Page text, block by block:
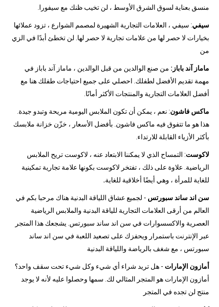
منسق بعناية لسوق الشرق الأوسط ، لن تخيب ظنك مع سيفورا.
سيفي: سيفي ، العلامات التجارية الشهيرة لمصمم الشوارع ، تزود عملائها
بخيارات لا حصر لها من علامات تجارية لا حصر لها. لن تخطئ أبدًا في الزي
من
ماماز آند باباز: من صنع الوالدين من قبل الوالدين ، ماماز آند باباز في
مهمة تقديم الأفضل لطفلك. احصلي على جميع احتياجات طفلك هنا مع
أفضل العلامات التجارية والمنتجات الأكثر أمانًا.
ماكس فاشون: نعم ، يمكن أن تكون الملابس اليومية مريحة وتبدو جيدة.
هذا هو ما تتفوق فيه ماكس فاشون. بأفضل الأسعار ، خزّن خزانة ملابسك
بأكثر الأزياء القابلة للارتداء.
لاكوست: التمساح الذي لا يمكننا الابتعاد عنه ، لاكوست تريح الملابس
الرياضية. علاوة على ذلك ، تفتخر لاكوست بكونها علامة تجارية تمكينية
للغاية للمرأة ، وهي أيضًا أخلاقية للغاية.
سن اند ساند سبورتس - لجميع عشاق اللياقة البدنية هناك مرحبا بكم في
العالم من أرقى العلامات التجارية للياقة البدنية والملابس الرياضية
العصرية والاكسسوارات في سن اند ساند سبورتس. يشجعك هذا المتجر
عبر الإنترنت باستمرار ويحفزك على تصعيد اللعبة في سن اند ساند
سبورتس ، مع شغف بالرياضة واللياقة البدنية
أمازون الإمارات - هل تريد شراء أي شيء وكل شيء تحت سقف واحد؟
أمازون الإمارات هو المتجر المثالي لك. سمها وحصلوا عليه لأنه لا يوجد
منتج لن تجده في المتجر